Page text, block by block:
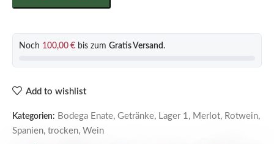
Noch 100,00 € bis zum Gratis Versand .
Add to wishlist
Kategorien: Bodega Enate, Getränke, Lager 1, Merlot, Rotwein,
Spanien, trocken, Wein